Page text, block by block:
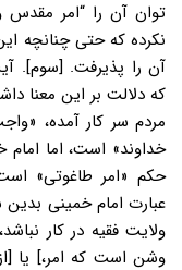
توان آن را “امر مقدس
نکرده که حتی چنانچه
آن را پذیرفت. [سوم].
که دلالت بر این معنا
مردم سر کار آمده،
خداوند» است، اما
حکم «امر طاغوتی»
عبارت امام خمینی
ولایت فقیه در کار
وشن است که امر،] یا